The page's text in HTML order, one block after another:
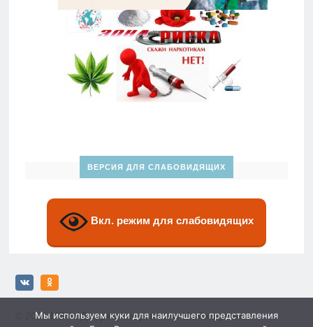
ВЕРСИЯ ДЛЯ СЛАБОВИДЯЩИХ
Вкл. режим для слабовидящих
© 2026 МБУ «Дворец спорта» им. Ю. Гагарина»
Мы используем куки для наилучшего представления